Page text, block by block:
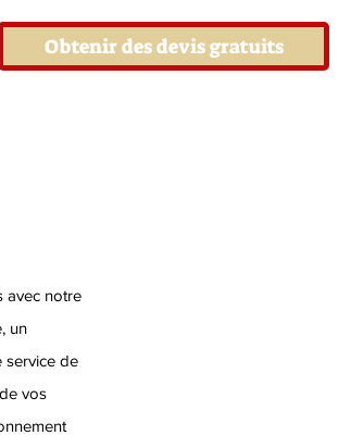
Obtenir des devis gratuits
avec notre
un
service de
vos